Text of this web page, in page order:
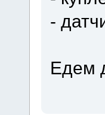
-
Едем